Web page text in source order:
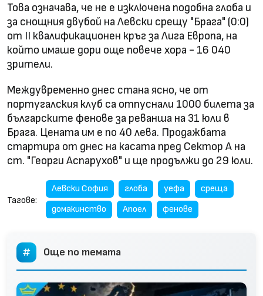
Това означава, че не е изключена подобна глоба и
за снощния двубой на Левски срещу "Брага" (0:0)
от II квалификационен кръг за Лига Европа, на
който имаше дори още повече хора - 16 040
зрители.
Междувременно днес стана ясно, че от
португалския клуб са отпуснали 1000 билета за
българските фенове за реванша на 31 юли в
Брага. Цената им е по 40 лева. Продажбата
стартира от днес на касата пред Сектор А на
ст. "Георги Аспарухов" и ще продължи до 29 юли.
Тагове:
Левски София глоба уефа
среща
домакинство
Апоел фенове
Още по темата